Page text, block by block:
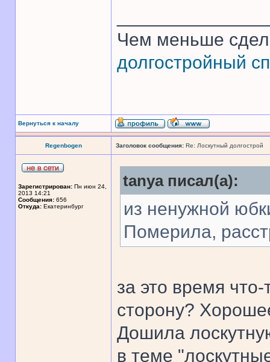
Чем меньше
долгостройный
Вернуться к началу
Regenbogen Заголовок сообщения: Re: Лоскутный долгострой
Зарегистрирован: Пн июн 24,
2013 14:21
Сообщения: 656
Откуда: Екатеринбург
tanya писал(а):
из ненужной
Померила,
за это время
сторону?
Дошила
в теме